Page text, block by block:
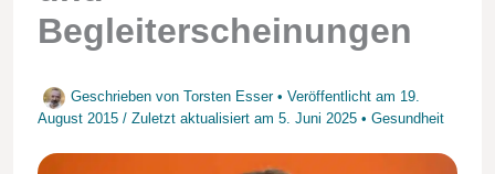
Begleiterscheinungen
Geschrieben von Torsten Esser • Veröffentlicht am 19.
August 2015 / Zuletzt aktualisiert am 5. Juni 2025• Gesundheit